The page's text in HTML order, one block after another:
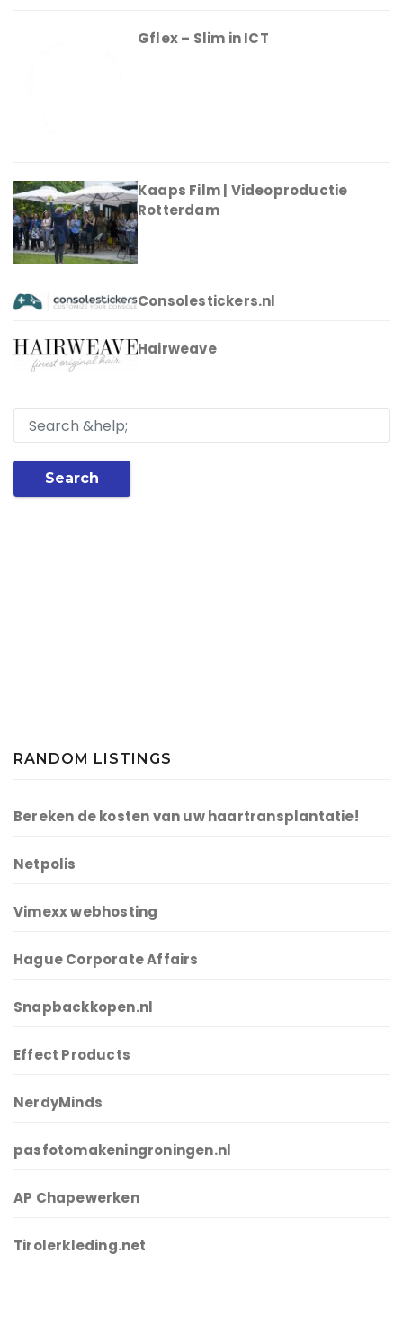
Gflex – Slim in ICT
Kaaps Film | Videoproductie
Rotterdam
Consolestickers.nl
Hairweave
Search
RANDOM LISTINGS
Bereken de kosten van uw haartransplantatie!
Netpolis
Vimexx webhosting
Hague Corporate Affairs
Snapbackkopen.nl
Effect Products
NerdyMinds
pasfotomakeningroningen.nl
AP Chapewerken
Tirolerkleding.net